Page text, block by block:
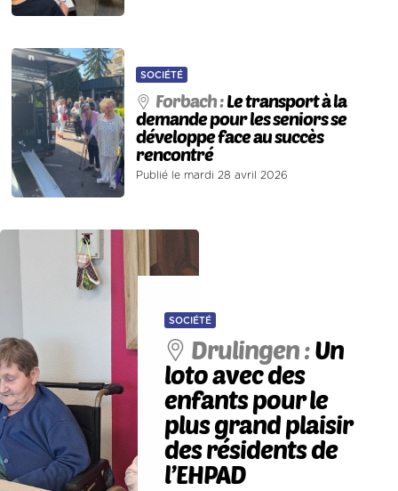
SOCIÉTÉ
Forbach :Le transport à la
demande pour les seniors se
développe face au succès
rencontré
Publié le mardi 28 avril 2026
SOCIÉTÉ
Drulingen :Un
loto avec des
enfants pour le
plus grand plaisir
des résidents de
l’EHPAD